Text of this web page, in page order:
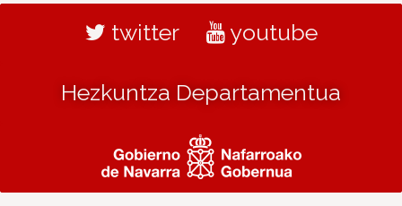
twitter youtube
Hezkuntza Departamentua